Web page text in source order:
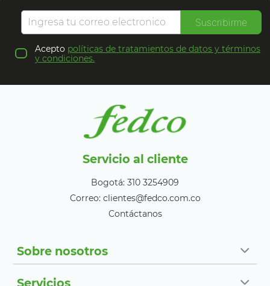
Suscribirme
Acepto políticas de tratamientos de datos y términos
y condiciones.
Servicio al cliente
Bogotá: 310 3254909
Correo: clientes@fedco.com.co
Contáctanos
Sobre nosotros